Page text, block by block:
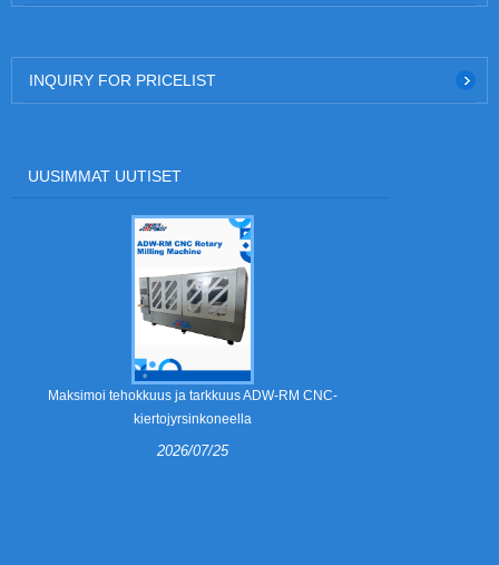
INQUIRY FOR PRICELIST
UUSIMMAT UUTISET
Maksimoi tehokkuus ja tarkkuus ADW-RM CNC-
kiertojyrsinkoneella
2026/07/25